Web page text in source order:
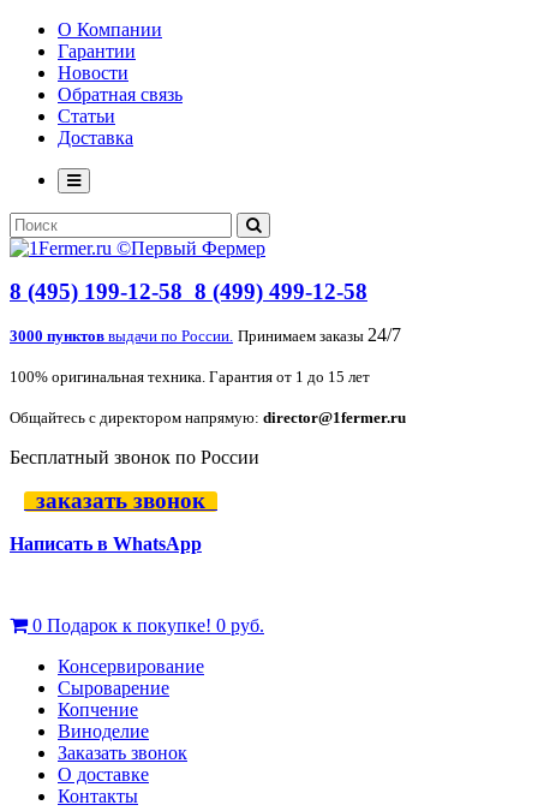
О Компании
Гарантии
Новости
Обратная связь
Статьи
Доставка
8 (495) 199-12-58 8 (499) 499-12-58
3000 пунктов выдачи по России. Принимаем заказы 24/7
100% оригинальная техника. Гарантия от 1 до 15 лет
Общайтесь с директором напрямую: director@1fermer.ru
Бесплатный звонок по России
заказать звонок
Написать в WhatsApp
0 Подарок к покупке! 0 руб.
Консервирование
Сыроварение
Копчение
Виноделие
Заказать звонок
О доставке
Контакты